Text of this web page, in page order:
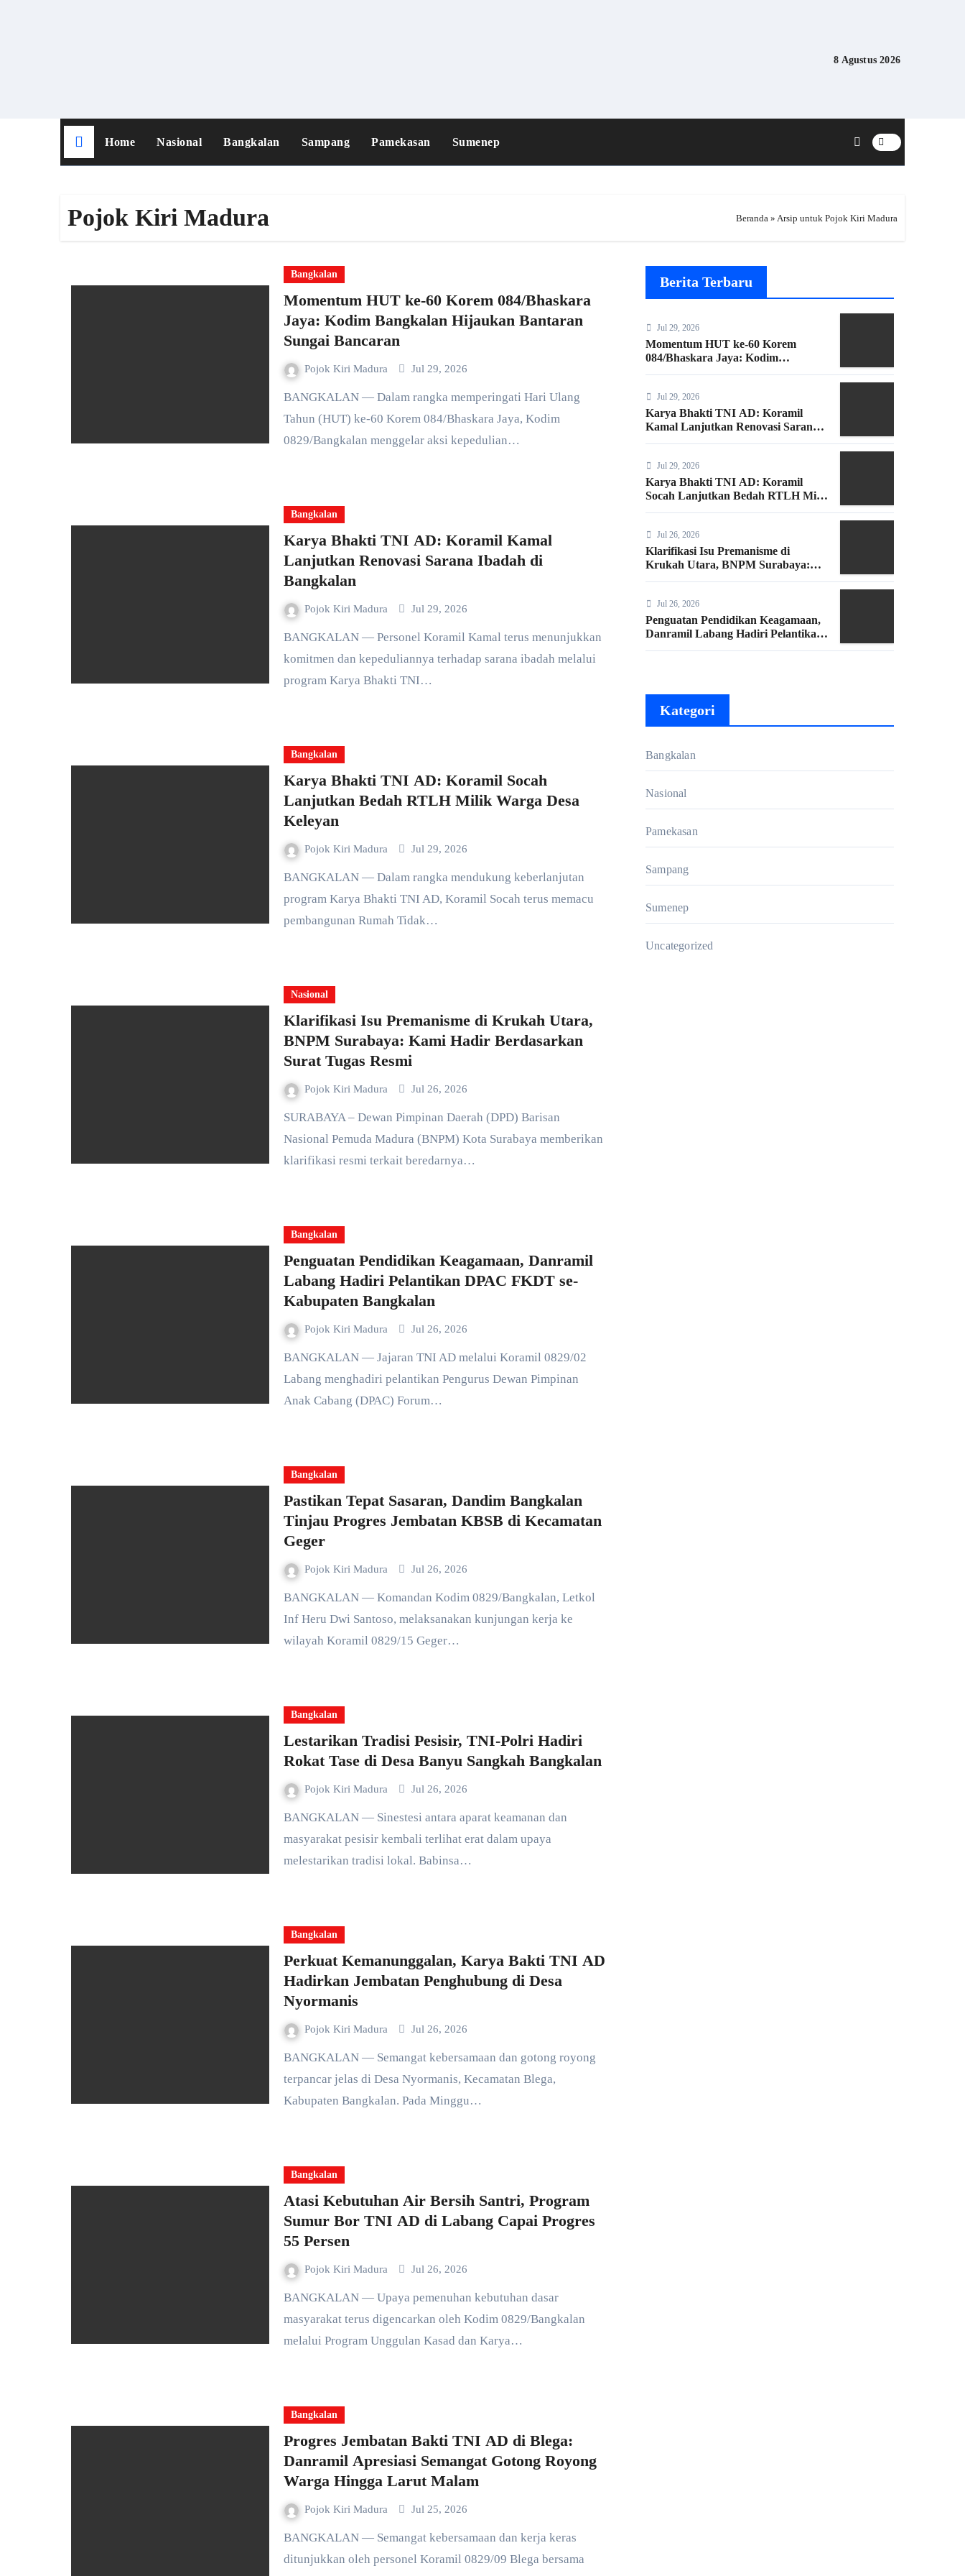
8 Agustus 2026
Home Nasional Bangkalan Sampang Pamekasan Sumenep
Pojok Kiri Madura Beranda » Arsip untuk Pojok Kiri Madura
Bangkalan
Momentum HUT ke-60 Korem 084/Bhaskara
Jaya: Kodim Bangkalan Hijaukan Bantaran
Sungai Bancaran
Pojok Kiri Madura Jul 29, 2026
BANGKALAN — Dalam rangka memperingati Hari Ulang
Tahun (HUT) ke-60 Korem 084/Bhaskara Jaya, Kodim
0829/Bangkalan menggelar aksi kepedulian…
Bangkalan
Karya Bhakti TNI AD: Koramil Kamal
Lanjutkan Renovasi Sarana Ibadah di
Bangkalan
Pojok Kiri Madura Jul 29, 2026
BANGKALAN — Personel Koramil Kamal terus menunjukkan
komitmen dan kepeduliannya terhadap sarana ibadah melalui
program Karya Bhakti TNI…
Bangkalan
Karya Bhakti TNI AD: Koramil Socah
Lanjutkan Bedah RTLH Milik Warga Desa
Keleyan
Pojok Kiri Madura Jul 29, 2026
BANGKALAN — Dalam rangka mendukung keberlanjutan
program Karya Bhakti TNI AD, Koramil Socah terus memacu
pembangunan Rumah Tidak…
Nasional
Klarifikasi Isu Premanisme di Krukah Utara,
BNPM Surabaya: Kami Hadir Berdasarkan
Surat Tugas Resmi
Pojok Kiri Madura Jul 26, 2026
SURABAYA – Dewan Pimpinan Daerah (DPD) Barisan
Nasional Pemuda Madura (BNPM) Kota Surabaya memberikan
klarifikasi resmi terkait beredarnya…
Bangkalan
Penguatan Pendidikan Keagamaan, Danramil
Labang Hadiri Pelantikan DPAC FKDT se-
Kabupaten Bangkalan
Pojok Kiri Madura Jul 26, 2026
BANGKALAN — Jajaran TNI AD melalui Koramil 0829/02
Labang menghadiri pelantikan Pengurus Dewan Pimpinan
Anak Cabang (DPAC) Forum…
Bangkalan
Pastikan Tepat Sasaran, Dandim Bangkalan
Tinjau Progres Jembatan KBSB di Kecamatan
Geger
Pojok Kiri Madura Jul 26, 2026
​BANGKALAN — Komandan Kodim 0829/Bangkalan, Letkol
Inf Heru Dwi Santoso, melaksanakan kunjungan kerja ke
wilayah Koramil 0829/15 Geger…
Bangkalan
Lestarikan Tradisi Pesisir, TNI-Polri Hadiri
Rokat Tase di Desa Banyu Sangkah Bangkalan
Pojok Kiri Madura Jul 26, 2026
​BANGKALAN — Sinestesi antara aparat keamanan dan
masyarakat pesisir kembali terlihat erat dalam upaya
melestarikan tradisi lokal. Babinsa…
Bangkalan
Perkuat Kemanunggalan, Karya Bakti TNI AD
Hadirkan Jembatan Penghubung di Desa
Nyormanis
Pojok Kiri Madura Jul 26, 2026
BANGKALAN — Semangat kebersamaan dan gotong royong
terpancar jelas di Desa Nyormanis, Kecamatan Blega,
Kabupaten Bangkalan. Pada Minggu…
Bangkalan
Atasi Kebutuhan Air Bersih Santri, Program
Sumur Bor TNI AD di Labang Capai Progres
55 Persen
Pojok Kiri Madura Jul 26, 2026
BANGKALAN — Upaya pemenuhan kebutuhan dasar
masyarakat terus digencarkan oleh Kodim 0829/Bangkalan
melalui Program Unggulan Kasad dan Karya…
Bangkalan
Progres Jembatan Bakti TNI AD di Blega:
Danramil Apresiasi Semangat Gotong Royong
Warga Hingga Larut Malam
Pojok Kiri Madura Jul 25, 2026
BANGKALAN — Semangat kebersamaan dan kerja keras
ditunjukkan oleh personel Koramil 0829/09 Blega bersama
Berita Terbaru
Jul 29, 2026
Momentum HUT ke-60 Korem
084/Bhaskara Jaya: Kodim
Jul 29, 2026
Karya Bhakti TNI AD: Koramil
Kamal Lanjutkan Renovasi Sarana
Jul 29, 2026
Karya Bhakti TNI AD: Koramil
Socah Lanjutkan Bedah RTLH Milik
Jul 26, 2026
Klarifikasi Isu Premanisme di
Krukah Utara, BNPM Surabaya:
Jul 26, 2026
Penguatan Pendidikan Keagamaan,
Danramil Labang Hadiri Pelantikan
Kategori
Bangkalan
Nasional
Pamekasan
Sampang
Sumenep
Uncategorized